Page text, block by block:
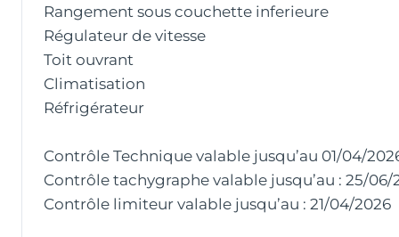
Rangement sous couchette inferieure
Régulateur de vitesse
Toit ouvrant
Climatisation
Réfrigérateur
Contrôle Technique valable jusqu’au 01/04/
Contrôle tachygraphe valable jusqu’au : 25/06/
Contrôle limiteur valable jusqu’au : 21/04/2026